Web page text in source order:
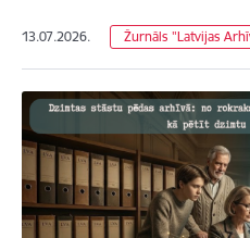
13.07.2026. Žurnāls "Latvijas